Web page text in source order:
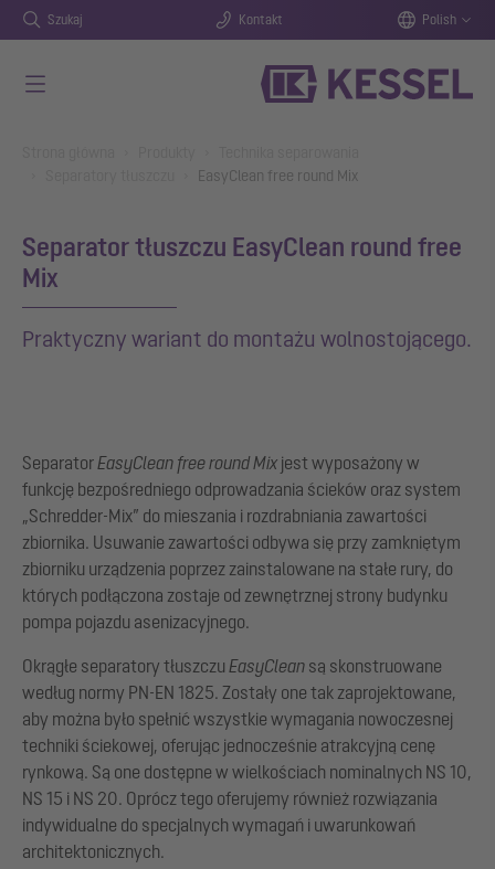
Szukaj Kontakt Polish
EasyClean free round Mix
Separator tłuszczu EasyClean round free
Mix
Praktyczny wariant do montażu wolnostojącego.
SeparatorEasyClean freeround Mix jest wyposażony w
funkcję bezpośredniego odprowadzania ścieków oraz system
„Schredder-Mix” do mieszania i rozdrabniania zawartości
zbiornika. Usuwanie zawartości odbywa się przy zamkniętym
zbiorniku urządzenia poprzez zainstalowane na stałe rury, do
których podłączona zostaje od zewnętrznej strony budynku
pompa pojazdu asenizacyjnego.
Okrągłe separatory tłuszczu EasyClean są skonstruowane
według normy PN-EN 1825. Zostały one tak zaprojektowane,
aby można było spełnić wszystkie wymagania nowoczesnej
techniki ściekowej, oferując jednocześnie atrakcyjną cenę
rynkową. Są one dostępne w wielkościach nominalnych NS 10,
NS 15 i NS 20. Oprócz tego oferujemy również rozwiązania
indywidualne do specjalnych wymagań i uwarunkowań
architektonicznych.